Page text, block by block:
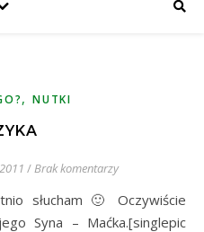
,NUTKI
/Brak komentarzy
Syna – Maćka.[singlepic